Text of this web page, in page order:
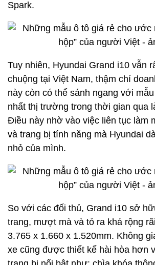
Spark.
Tuy nhiên, Hyundai Grand i10 vẫn
chuộng tại Việt Nam, thậm chí
này còn có thể sánh ngang với
nhất thị trường trong thời gian qua
Điều này nhờ vào việc liên tục làm
và trang bị tính năng mà Hyundai
nhỏ của mình.
So với các đối thủ, Grand i10 sở
trang, mượt mà và tỏ ra khá rộng
3.765 x 1.660 x 1.520mm. Không
xe cũng được thiết kế hài hòa hơn